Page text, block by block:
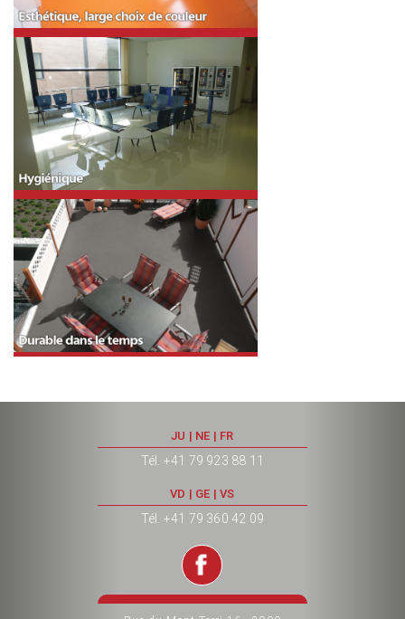
JU | NE | FR
Tél. +41 79 923 88 11
VD | GE | VS
Tél. +41 79 360 42 09